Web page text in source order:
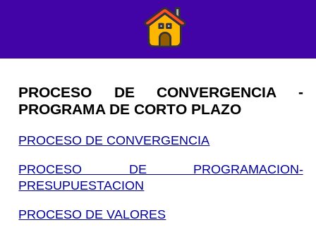
PROCESO DE CONVERGENCIA -
PROGRAMA DE CORTO PLAZO
PROCESO DE CONVERGENCIA
PROCESO DE PROGRAMACION-
PRESUPUESTACION
PROCESO DE VALORES